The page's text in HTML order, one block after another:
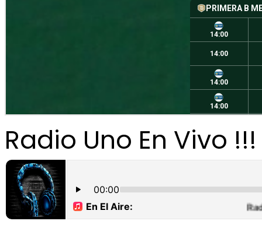
Radio Uno En Vivo !!!